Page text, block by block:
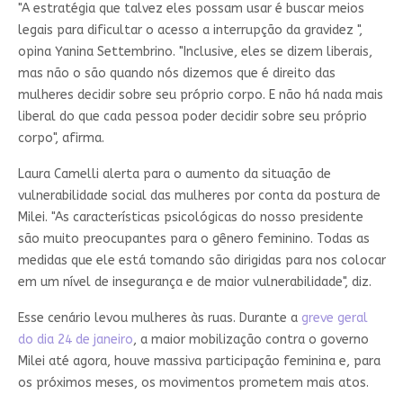
"A estratégia que talvez eles possam usar é buscar meios
legais para dificultar o acesso a interrupção da gravidez ",
opina Yanina Settembrino. "Inclusive, eles se dizem liberais,
mas não o são quando nós dizemos que é direito das
mulheres decidir sobre seu próprio corpo. E não há nada mais
liberal do que cada pessoa poder decidir sobre seu próprio
corpo", afirma.
Laura Camelli alerta para o aumento da situação de
vulnerabilidade social das mulheres por conta da postura de
Milei. "As características psicológicas do nosso presidente
são muito preocupantes para o gênero feminino. Todas as
medidas que ele está tomando são dirigidas para nos colocar
em um nível de insegurança e de maior vulnerabilidade", diz.
Esse cenário levou mulheres às ruas. Durante a greve geral
do dia 24 de janeiro, a maior mobilização contra o governo
Milei até agora, houve massiva participação feminina e, para
os próximos meses, os movimentos prometem mais atos.